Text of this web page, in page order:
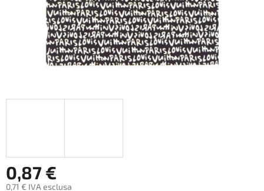
0,87 €
0,71 € IVA esclusa